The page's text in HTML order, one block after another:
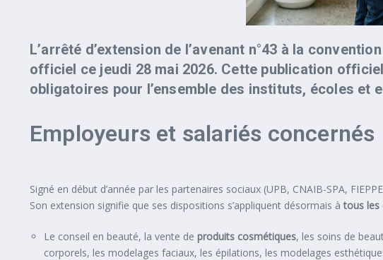
L’arrêté d’extension de l’avenant n°43 à la
officiel ce jeudi 28 mai 2026. Cette publication
obligatoires pour l’ensemble des instituts, écoles et
Employeurs et salariés concernés
Signé en début d’année par les partenaires sociaux (UPB, CNAIB-SPA,
Son extension signifie que ses dispositions s’appliquent désormais àtous les
Le conseil en beauté, la vente de produits cosmétiques, les soins de
corporels, les modelages faciaux, les épilations, les modelages